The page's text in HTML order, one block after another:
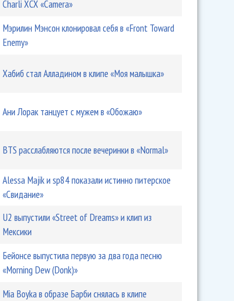
Charli XCX «Camera»
Мэрилин Мэнсон клонировал себя в «Front Toward
Enemy»
Хабиб стал Алладином в клипе «Моя малышка»
Ани Лорак танцует с мужем в «Обожаю»
BTS расслабляются после вечеринки в «Normal»
Alessa Majik и sp84 показали истинно питерское
«Свидание»
U2 выпустили «Street of Dreams» и клип из
Мексики
Бейонсе выпустила первую за два года песню
«Morning Dew (Donk)»
Mia Boyka в образе Барби снялась в клипе